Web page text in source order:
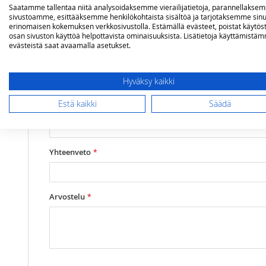
Lisätietoja
Mallit Discovery i1000
Olet arvostelemassa:
BeefEater lämpömittari Discovery i1000
Rating
1
star
2
stars
3
stars
4
stars
5
stars
Nimimerkki
Yhteenveto
Arvostelu
Saatamme tallentaa niitä analysoidaksemme vierailijatietoja,
sivustoamme, esittääksemme henkilökohtaista sisältöä ja tarjotaksemme
erinomaisen kokemuksen verkkosivustolla. Estämällä evästeet, poistat
osan sivuston käyttöä helpottavista ominaisuuksista. Lisätietoja
evästeistä saat avaamalla asetukset.
Hyväksy kaikki
Estä kaikki Säädä